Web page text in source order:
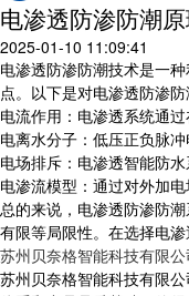
电渗透防渗防潮
2025-01-10 11:09:41
电渗透防渗防潮技术是一
点。以下是对电渗透防渗
电流作用：电渗透系统通
电离水分子：低压正负脉
电场排斥：电渗透智能防
电渗流模型：通过对外加
总的来说，电渗透防渗防
有限等局限性。在选择电
苏州贝奈格智能科技有限公
苏州贝奈格智能科技有限